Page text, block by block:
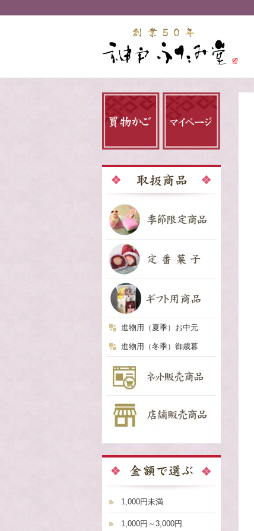
進物用（夏季）お中元
進物用（冬季）御歳暮
1,000円未満
1,000円～3,000円